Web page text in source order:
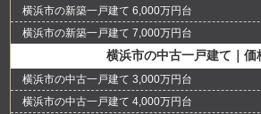
横浜市の新築一戸建て 6,000万円台
横浜市の新築一戸建て 7,000万円台
横浜市の中古一戸建て｜価
横浜市の中古一戸建て 3,000万円台
横浜市の中古一戸建て 4,000万円台